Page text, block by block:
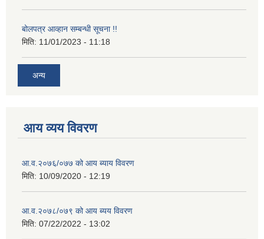
बोलपत्र आव्हान सम्बन्धी सूचना !!
मिति: 11/01/2023 - 11:18
अन्य
आय व्यय विवरण
आ.व.२०७६/०७७ को आय ब्याय विवरण
मिति: 10/09/2020 - 12:19
आ.व.२०७८/०७९ को आय ब्यय विवरण
मिति: 07/22/2022 - 13:02